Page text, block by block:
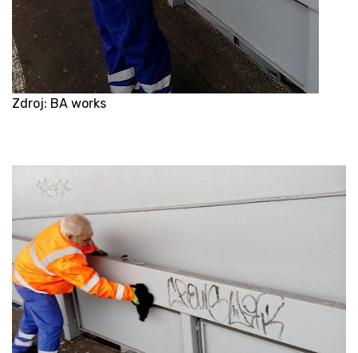
Zdroj: BA works